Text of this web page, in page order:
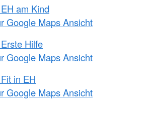
am Kind
Google Maps Ansicht
Hilfe
Google Maps Ansicht
in EH
Google Maps Ansicht